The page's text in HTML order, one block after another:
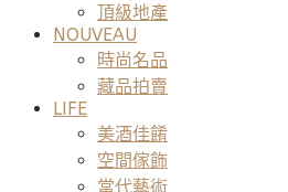
頂級地產
NOUVEAU
時尚名品
藏品拍賣
LIFE
美酒佳餚
空間傢飾
當代藝術